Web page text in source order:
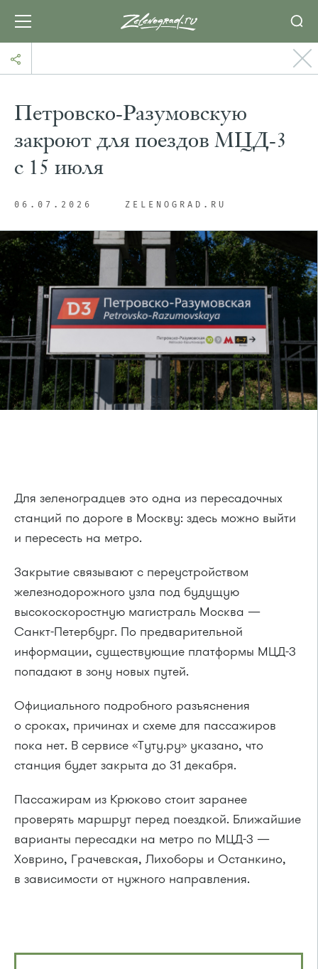
Петровско-Разумовскую
закроют для поездов МЦД-3
с 15 июля
06.07.2026 ZELENOGRAD.RU
Для зеленоградцев это одна из пересадочных
станций по дороге в Москву: здесь можно выйти
и пересесть на метро.
Закрытие связывают с переустройством
железнодорожного узла под будущую
высокоскоростную магистраль Москва —
Санкт-Петербург. По предварительной
информации, существующие платформы МЦД-3
попадают в зону новых путей.
Официального подробного разъяснения
о сроках, причинах и схеме для пассажиров
пока нет. В сервисе «Туту.ру» указано, что
станция будет закрыта до 31 декабря.
Пассажирам из Крюково стоит заранее
проверять маршрут перед поездкой. Ближайшие
варианты пересадки на метро по МЦД-3 —
Ховрино, Грачевская, Лихоборы и Останкино,
в зависимости от нужного направления.